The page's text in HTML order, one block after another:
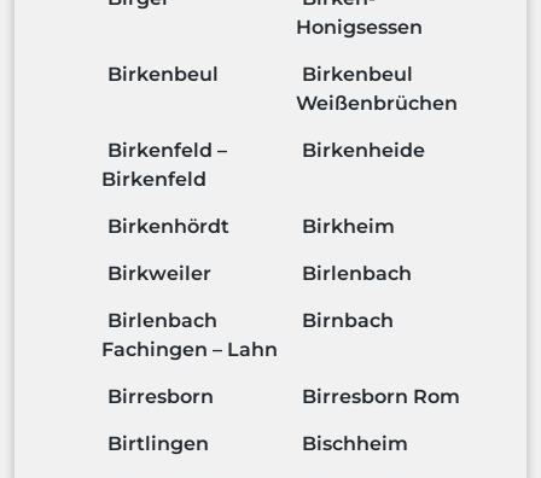
Honigsessen
Birkenbeul
Birkenbeul
Weißenbrüchen
Birkenfeld –
Birkenfeld
Birkenheide
Birkenhördt Birkheim
Birkweiler Birlenbach
Birlenbach
Fachingen – Lahn
Birnbach
Birresborn Birresborn Rom
Birtlingen Bischheim